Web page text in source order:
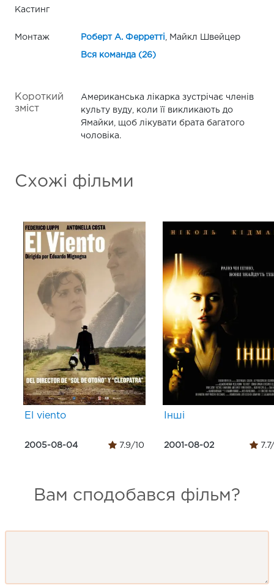
Кастинг
Монтаж Роберт А. Ферретті , Майкл Швейцер
Вся команда (26)
Короткий
зміст
Американська лікарка зустрічає членів
культу вуду, коли її викликають до
Ямайки, щоб лікувати брата багатого
чоловіка.
Схожі фільми
El viento
2005-08-04 7.9/10
Інші
2001-08-02
Вам сподобався фільм?